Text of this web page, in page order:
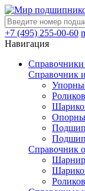
+7 (495) 255-00-60
Навигация
Справочник
Справочник